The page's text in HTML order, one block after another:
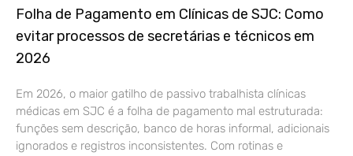
Folha de Pagamento em Clínicas de SJC: Como
evitar processos de secretárias e técnicos em
2026
Em 2026, o maior gatilho de passivo trabalhista clínicas
médicas em SJC é a folha de pagamento mal estruturada:
funções sem descrição, banco de horas informal, adicionais
ignorados e registros inconsistentes. Com rotinas e